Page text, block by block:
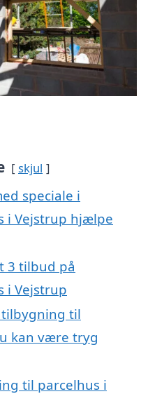
skjul
speciale i
i Vejstrup hjælpe
3 tilbud på
i Vejstrup
til
kan være tryg
til parcelhus i